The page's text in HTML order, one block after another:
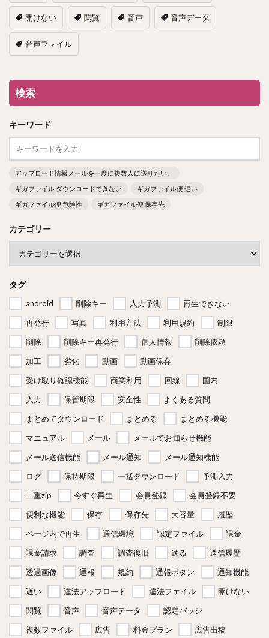
開けない 閲覧 音声 音声データ
音声ファイル
検索
キーワード
アップロード情報メールを一度に複数人に送りたい。
ギガファイル ダウンロードできない
ギガファイル便 遅い
ギガファイル便 危険性
ギガファイル便 保存先
カテゴリー
タグ
android 削除キー 入力予測
再生できない
再発行
写真 利用方法 利用規約
制限
削除
削除キー再発行 個人情報
削除依頼
加工
劣化 動画
動画保存
受け取り確認機能
商業利用 回線
国内
入力
保管期限 安全性
よくある質問
まとめてダウンロード
まとめる
まとめる機能
マニュアル
メール
メールでお知らせ機能
メール送信機能
メール通知
メール通知機能
ログ
保持期限 一括ダウンロード
予測入力
二重zip
今すぐ再生 会員登録
会員登録不要
便利な機能
保存 保存先 大容量
履歴
ページ内で再生
通信環境 認定ファイル
課金
課金請求
調査 調査復旧 送る
送信履歴
透過画像
通報 規約 通報ボタン
通知機能
遅い
違法アップロード 違法ファイル
開けない
閲覧
音声 音声データ
認定バッジ
複数ファイル
広告 料金プラン
広告出稿